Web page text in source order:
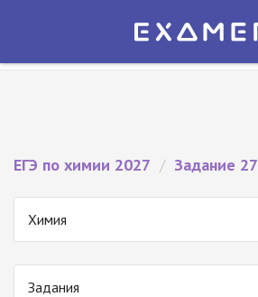
Экзамер — ЕГЭ 2027
ЕГЭ по химии 2027 / Задание 27
Химия
Задания